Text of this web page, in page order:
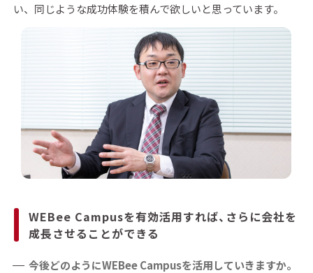
い、同じような成功体験を積んで欲しいと思っています。
WEBee Campusを有効活用すれば、さらに会社を
成長させることができる
今後どのようにWEBee Campusを活用していきますか。